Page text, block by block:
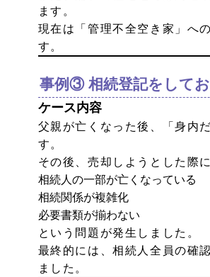
ます。
現在は「管理不全空き家」へ
す。
事例③ 相続登記をして
ケース内容
父親が亡くなった後、「身内
す。
その後、売却しようとした際に
相続人の一部が亡くなっている
相続関係が複雑化
必要書類が揃わない
という問題が発生しました。
最終的には、相続人全員の確
ました。